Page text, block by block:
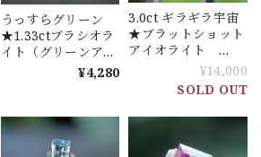
うっすらグリーン
★1.33ctブラシオラ
イト（グリーンアメ
ジスト）s1406¥4,280
3.0ct ギラギラ宇宙
★ブラットショット
アイオライト
¥14,000
SOLD OUT